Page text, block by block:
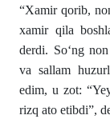
“Xamir qorib,
xamir qila
derdi. So‘ng
va sallam
edim, u zot:
rizq ato etibdi”,